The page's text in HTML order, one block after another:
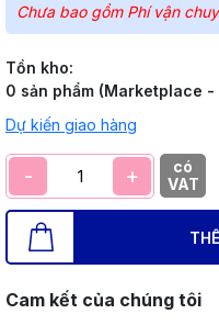
Chưa bao gồm Phí vận
Tồn kho:
0 sản phẩm (Marketplace -
Dự kiến giao hàng
- +
có
VAT
Cam kết của chúng tôi